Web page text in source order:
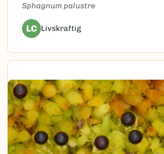
Sphagnum palustre
LC Livskraftig